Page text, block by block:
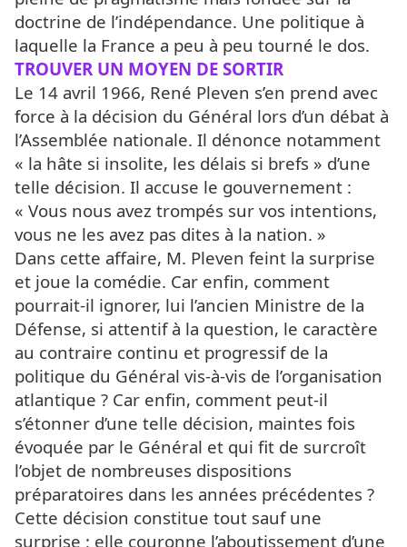
doctrine de l’indépendance. Une politique à
laquelle la France a peu à peu tourné le dos.
TROUVER UN MOYEN DE SORTIR
Le 14 avril 1966, René Pleven s’en prend avec
force à la décision du Général lors d’un débat à
l’Assemblée nationale. Il dénonce notamment
« la hâte si insolite, les délais si brefs » d’une
telle décision. Il accuse le gouvernement :
« Vous nous avez trompés sur vos intentions,
vous ne les avez pas dites à la nation. »
Dans cette affaire, M. Pleven feint la surprise
et joue la comédie. Car enfin, comment
pourrait-il ignorer, lui l’ancien Ministre de la
Défense, si attentif à la question, le caractère
au contraire continu et progressif de la
politique du Général vis-à-vis de l’organisation
atlantique ? Car enfin, comment peut-il
s’étonner d’une telle décision, maintes fois
évoquée par le Général et qui fit de surcroît
l’objet de nombreuses dispositions
préparatoires dans les années précédentes ?
Cette décision constitue tout sauf une
surprise ; elle couronne l’aboutissement d’une